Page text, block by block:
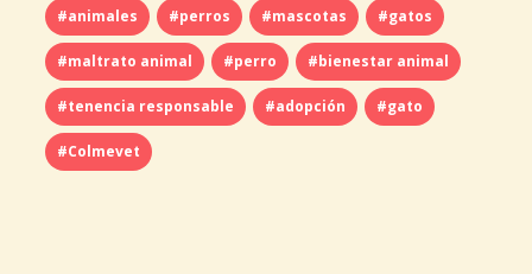
#animales #perros #mascotas #gatos
#maltrato animal #perro #bienestar animal
#tenencia responsable #adopción #gato
#Colmevet